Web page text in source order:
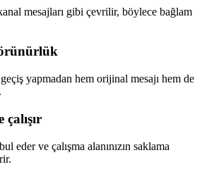
mesajları gibi çevrilir, böylece bağlam
yapmadan hem orijinal mesajı hem de
eder ve çalışma alanınızın saklama